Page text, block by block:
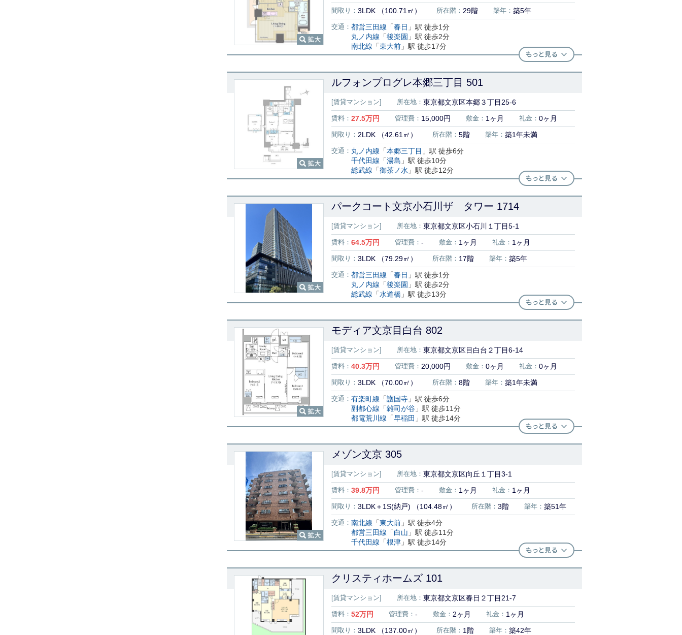
間取り： 3LDK （100.71㎡） 所在階： 29階 築年： 築5年
交通： 都営三田線 「春日 」駅 徒歩1分
丸ノ内線 「後楽園 」駅 徒歩2分
南北線 「東大前 」駅 徒歩17分
ルフォンプログレ本郷三丁目 501
[賃貸マンション] 所在地： 東京都文京区本郷３丁目25-6
賃料： 27.5万円 管理費： 15,000円 敷金： 1ヶ月 礼金： 0ヶ月
間取り： 2LDK （42.61㎡） 所在階： 5階 築年： 築1年未満
交通： 丸ノ内線 「本郷三丁目 」駅 徒歩6分
千代田線 「湯島 」駅 徒歩10分
総武線 「御茶ノ水 」駅 徒歩12分
パークコート文京小石川ザ タワー 1714
[賃貸マンション] 所在地： 東京都文京区小石川１丁目5-1
賃料： 64.5万円 管理費： - 敷金： 1ヶ月 礼金： 1ヶ月
間取り： 3LDK （79.29㎡） 所在階： 17階 築年： 築5年
交通： 都営三田線 「春日 」駅 徒歩1分
丸ノ内線 「後楽園 」駅 徒歩2分
総武線 「水道橋 」駅 徒歩13分
モディア文京目白台 802
[賃貸マンション] 所在地： 東京都文京区目白台２丁目6-14
賃料： 40.3万円 管理費： 20,000円 敷金： 0ヶ月 礼金： 0ヶ月
間取り： 3LDK （70.00㎡） 所在階： 8階 築年： 築1年未満
交通： 有楽町線 「護国寺 」駅 徒歩6分
副都心線 「雑司が谷 」駅 徒歩11分
都電荒川線 「早稲田 」駅 徒歩14分
メゾン文京 305
[賃貸マンション] 所在地： 東京都文京区向丘１丁目3-1
賃料： 39.8万円 管理費： - 敷金： 1ヶ月 礼金： 1ヶ月
間取り： 3LDK＋1S(納戸) （104.48㎡） 所在階： 3階 築年： 築51年
交通： 南北線 「東大前 」駅 徒歩4分
都営三田線 「白山 」駅 徒歩11分
千代田線 「根津 」駅 徒歩14分
クリスティホームズ 101
[賃貸マンション] 所在地： 東京都文京区春日２丁目21-7
賃料： 52万円 管理費： - 敷金： 2ヶ月 礼金： 1ヶ月
間取り： 3LDK （137.00㎡） 所在階： 1階 築年： 築42年